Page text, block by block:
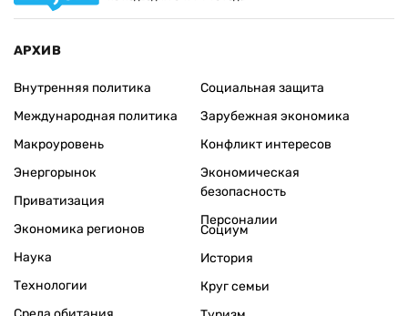
АРХИВ
Внутренняя политика
Международная политика
Макроуровень
Энергорынок
Приватизация
Экономика регионов
Социальная защита
Зарубежная экономика
Конфликт интересов
Экономическая
безопасность
Персоналии
Наука
Технологии
Социум
История
Круг семьи